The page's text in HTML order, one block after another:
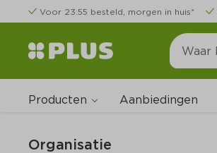
Voor 23:55 besteld, morgen in huis*
Producten Aanbiedingen
Organisatie